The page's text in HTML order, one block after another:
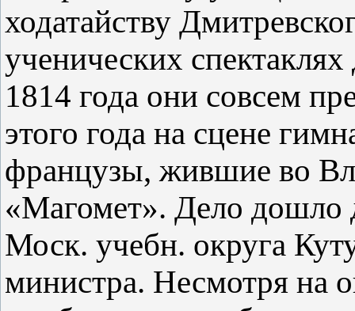
ходатайству
ученических
1814 года они совсем
этого года на сцене
французы, жившие во
«Магомет». Дело дошло
Моск. учебн. округа
министра. Несмотря на